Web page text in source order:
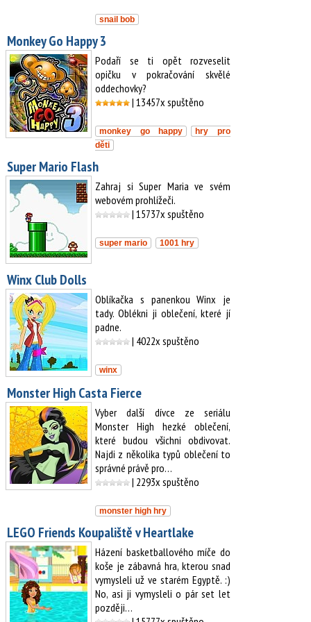
snail bob
Monkey Go Happy 3
Podaří se ti opět rozveselit
opičku v pokračování skvělé
oddechovky?
| 13457x spuštěno
monkey go happy
hry pro
děti
Super Mario Flash
Zahraj si Super Maria ve svém
webovém prohlížeči.
| 15737x spuštěno
super mario 1001 hry
Winx Club Dolls
Oblíkačka s panenkou Winx je
tady. Oblékni ji oblečení, které jí
padne.
| 4022x spuštěno
winx
Monster High Casta Fierce
Vyber další dívce ze seriálu
Monster High hezké oblečení,
které budou všichni obdivovat.
Najdi z několika typů oblečení to
správné právě pro…
| 2293x spuštěno
monster high hry
LEGO Friends Koupaliště v Heartlake
Házení basketballového míče do
koše je zábavná hra, kterou snad
vymysleli už ve starém Egyptě. :)
No, asi ji vymysleli o pár set let
později…